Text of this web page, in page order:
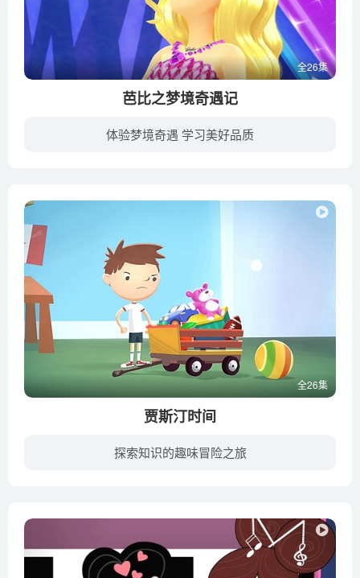
全26集
芭比之梦境奇遇记
体验梦境奇遇 学习美好品质
全26集
贾斯汀时间
探索知识的趣味冒险之旅